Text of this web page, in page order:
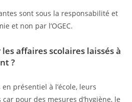
sont sous la responsabilité et
et non par l’OGEC.
affaires scolaires laissés à
?
présentiel à l’école, leurs
pour des mesures d’hygiène, le